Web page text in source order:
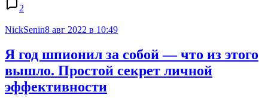
2
NickSenin8 авг 2022 в 10:49
Я год шпионил за собой — что из этого
вышло. Простой секрет личной
эффективности